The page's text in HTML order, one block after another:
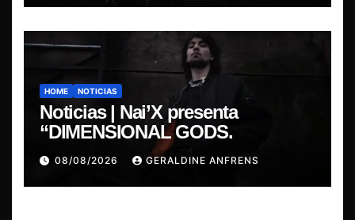
HOME NOTICIAS
Noticias | Nai’X presenta
“DIMENSIONAL GODS.
08/08/2026 GERALDINE ANFRENS